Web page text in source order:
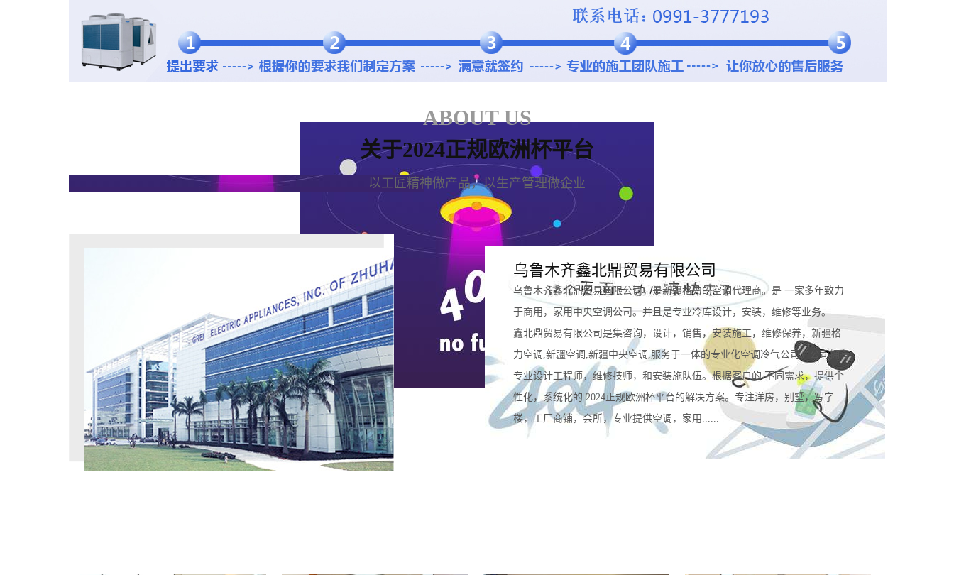
ABOUT US
关于2024正规欧洲杯平台
以工匠精神做产品，以生产管理做企业
乌鲁木齐鑫北鼎贸易有限公司
乌鲁木齐鑫北鼎贸易有限公司，是新疆格力的空调代理商。是 一家多年致力
于商用，家用中央空调公司。并且是专业冷库设计，安装，维修等业务。
鑫北鼎贸易有限公司是集咨询，设计，销售，安装施工，维修保养，新疆格
力空调,新疆空调,新疆中央空调,服务于一体的专业化空调冷气公司。公司拥有
专业设计工程师，维修技师，和安装施队伍。根据客户的 不同需求，提供个
性化，系统化的 2024正规欧洲杯平台的解决方案。专注洋房，别墅，写字
楼，工厂商铺，会所，专业提供空调，家用......